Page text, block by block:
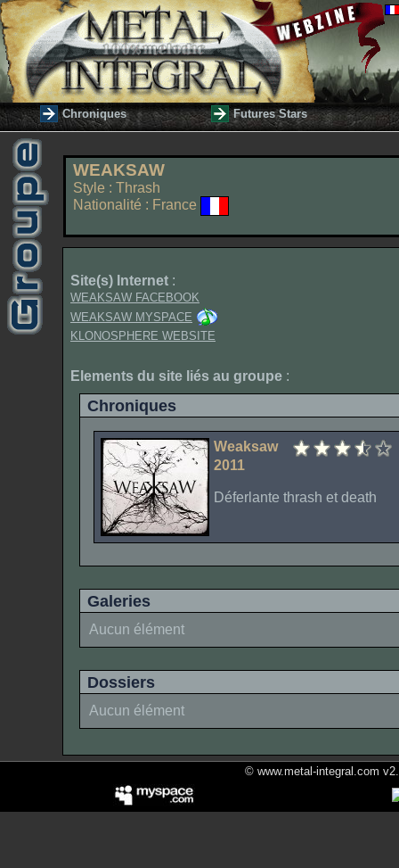
Chroniques Futures Stars
WEAKSAW
Style : Thrash
Nationalité : France
Site(s) Internet :
WEAKSAW FACEBOOK
WEAKSAW MYSPACE
KLONOSPHERE WEBSITE
Elements du site liés au groupe :
Chroniques
Weaksaw
2011
Déferlante thrash et death
Galeries
Aucun élément
Dossiers
Aucun élément
© www.metal-integral.com